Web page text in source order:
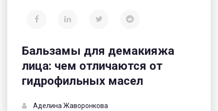
Бальзамы для демакияжа
лица: чем отличаются от
гидрофильных масел
Аделина Жаворонкова